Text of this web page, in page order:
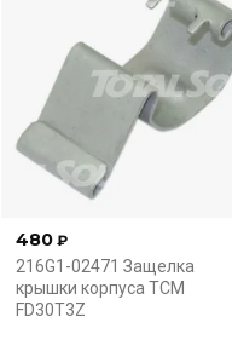
480 ₽
216G1-02471 Защелка
крышки корпуса TCM
FD30T3Z